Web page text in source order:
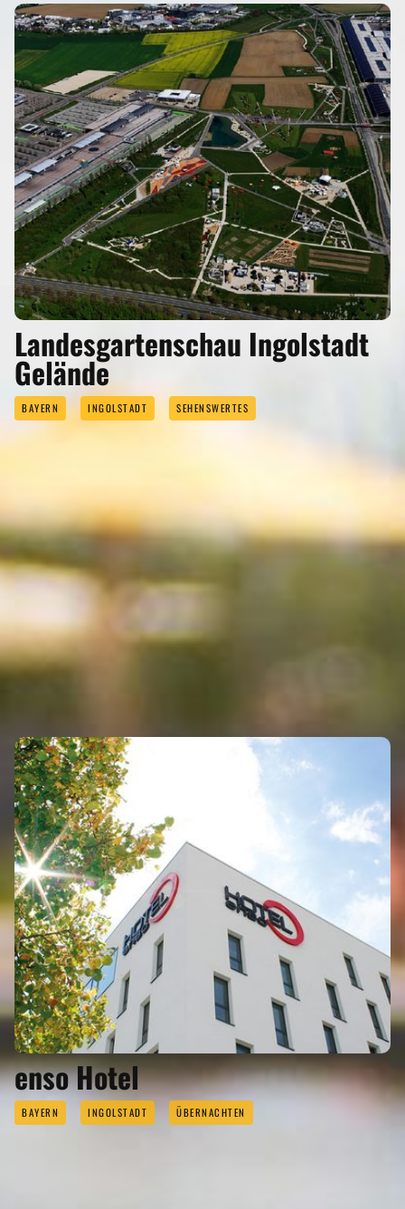
Landesgartenschau Ingolstadt
Gelände
BAYERN INGOLSTADT SEHENSWERTES
EVENTS
Eigenen Event kostenlos veröffentlichen >
enso Hotel
BAYERN INGOLSTADT ÜBERNACHTEN